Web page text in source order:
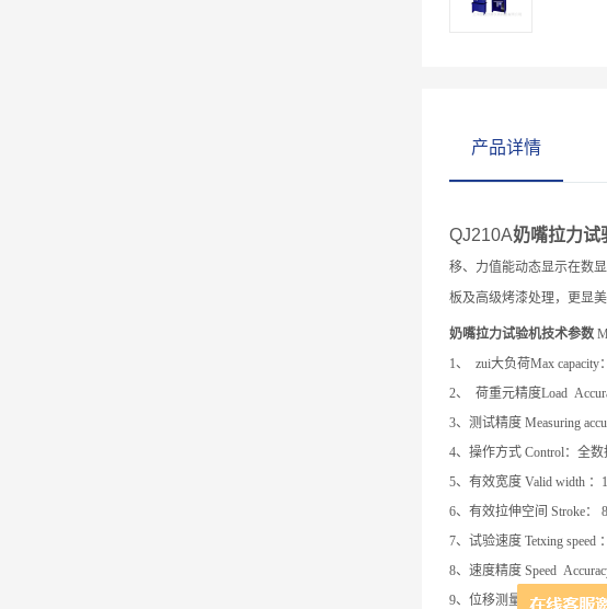
产品详情
QJ210A奶嘴拉力试
移、力值能动态显示在数
板及高级烤漆处理，更显美
奶嘴拉力试验机技术参数
1、 zui大负荷Max capacity
2、 荷重元精度Load
3、测试精度 Measuring
4、操作方式 Control：全
5、有效宽度 Valid width ：
6、有效拉伸空间 Stroke：
7、试验速度 Tetxing speed
8、速度精度 Speed
9、位移测量精度Stroke